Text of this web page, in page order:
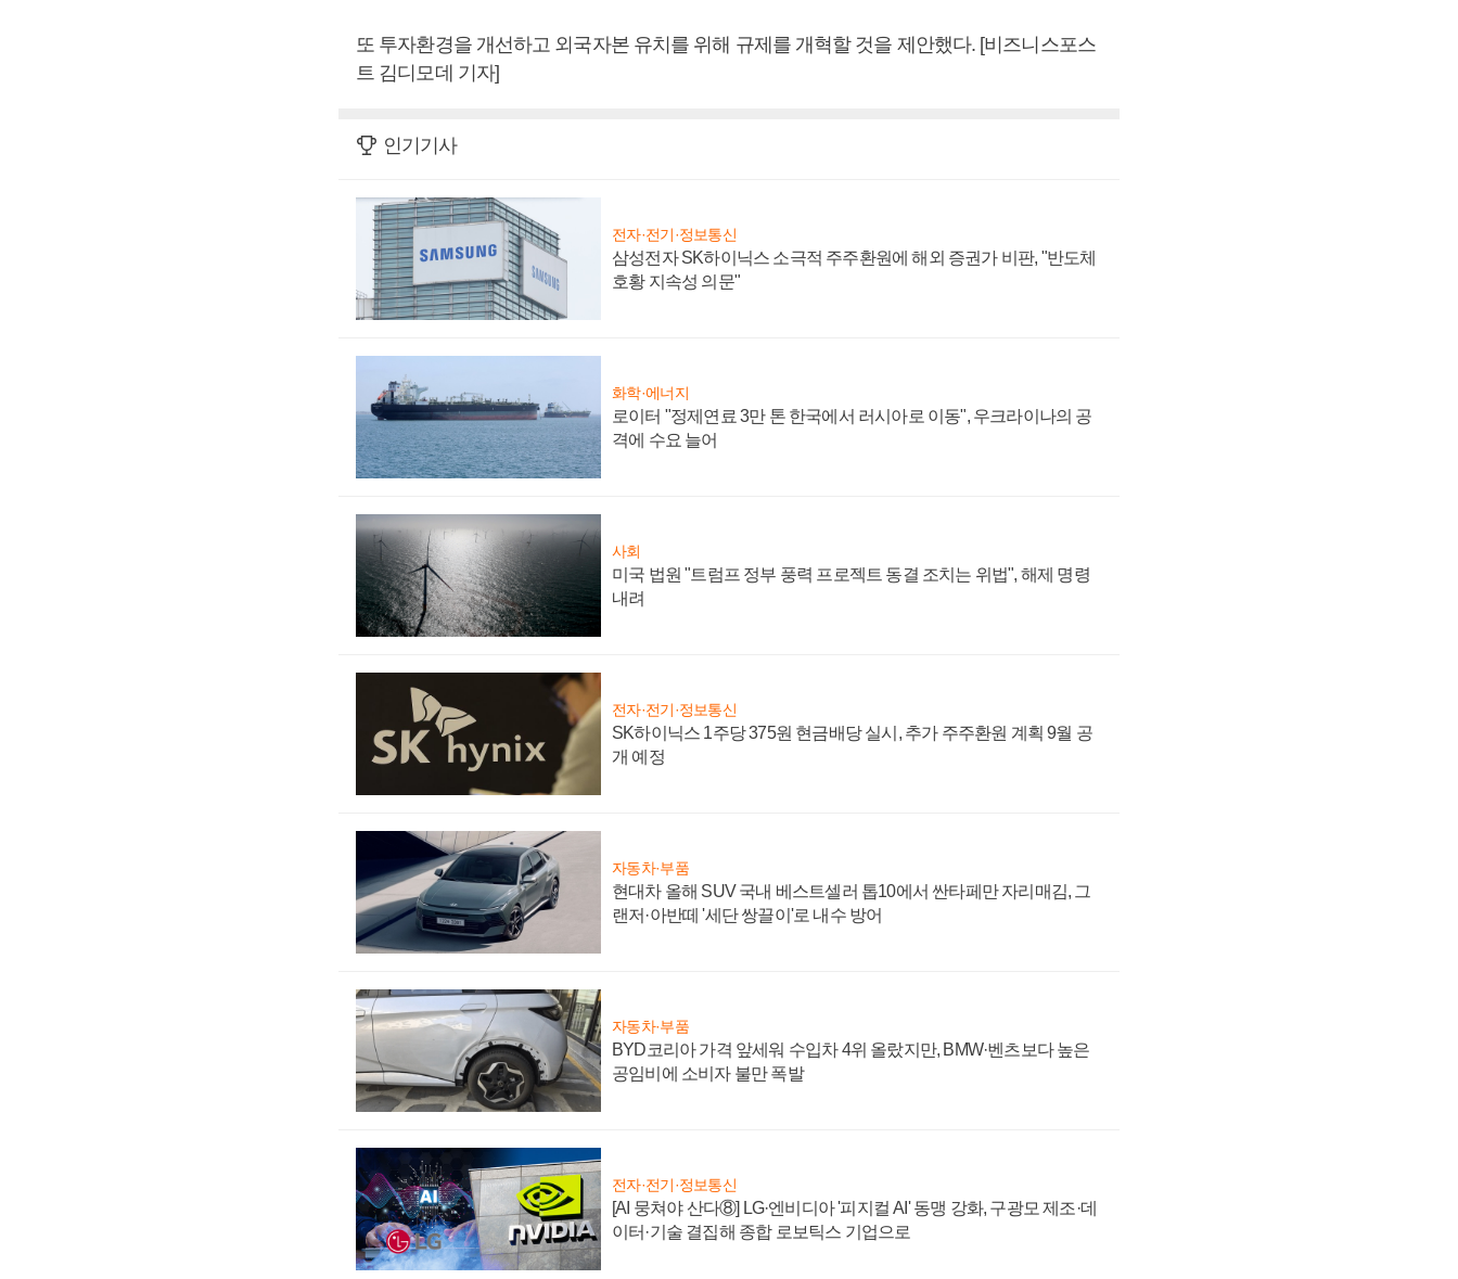
또 투자환경을 개선하고 외국자본 유치를 위해 규제를 개혁할 것을 제안했다. [비즈니스포스
트 김디모데 기자]
인기기사
전자·전기·정보통신
삼성전자 SK하이닉스 소극적 주주환원에 해외 증권가 비판, "반도체
호황 지속성 의문"
화학·에너지
로이터 "정제연료 3만 톤 한국에서 러시아로 이동", 우크라이나의 공
격에 수요 늘어
사회
미국 법원 "트럼프 정부 풍력 프로젝트 동결 조치는 위법", 해제 명령
내려
전자·전기·정보통신
SK하이닉스 1주당 375원 현금배당 실시, 추가 주주환원 계획 9월 공
개 예정
자동차·부품
현대차 올해 SUV 국내 베스트셀러 톱10에서 싼타페만 자리매김, 그
랜저·아반떼 '세단 쌍끌이'로 내수 방어
자동차·부품
BYD코리아 가격 앞세워 수입차 4위 올랐지만, BMW·벤츠보다 높은
공임비에 소비자 불만 폭발
전자·전기·정보통신
[AI 뭉쳐야 산다⑧] LG·엔비디아 '피지컬 AI' 동맹 강화, 구광모 제조·데
이터·기술 결집해 종합 로보틱스 기업으로